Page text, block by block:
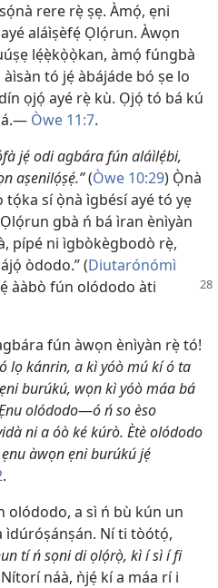
rere rẹ̀ ṣẹ. Àmọ́, ẹni
aláìṣèfẹ́ Ọlọ́run. Àwọn
lẹ́ẹ̀kọ̀ọ̀kan, àmọ́ fúngbà
tó jẹ́ àbájáde bó ṣe lo
ọjọ́ ayé rẹ̀ kù. Ọjọ́ tó bá kú
Òwe 11:7.
jẹ́ odi agbára fún aláìlẹ́bi,
aṣenilọ́ṣẹ́.”(Òwe 10:29) Ọ̀nà
tọ́ka sí ọ̀nà ìgbésí ayé tó yẹ
gbà ń bá ìran ènìyàn
pípé ni ìgbòkègbodò rẹ̀,
òdodo.” (Diutarónómì
ààbò fún olódodo àti
fún àwọn ènìyàn rẹ̀ tó!
lọ kánrin, a kì yóò mú kí ó ta
burúkú, wọn kì yóò máa bá
olódodo—ó ń so èso
ni a óò ké kúrò. Ètè olódodo
àwọn ẹni burúkú jẹ́
.
olódodo, a sì ń bù kún un
Ní ti tòótọ́,
tí ń sọni di ọlọ́rọ̀, kì í sì í fi
náà, ǹjẹ́ kí a máa rí i